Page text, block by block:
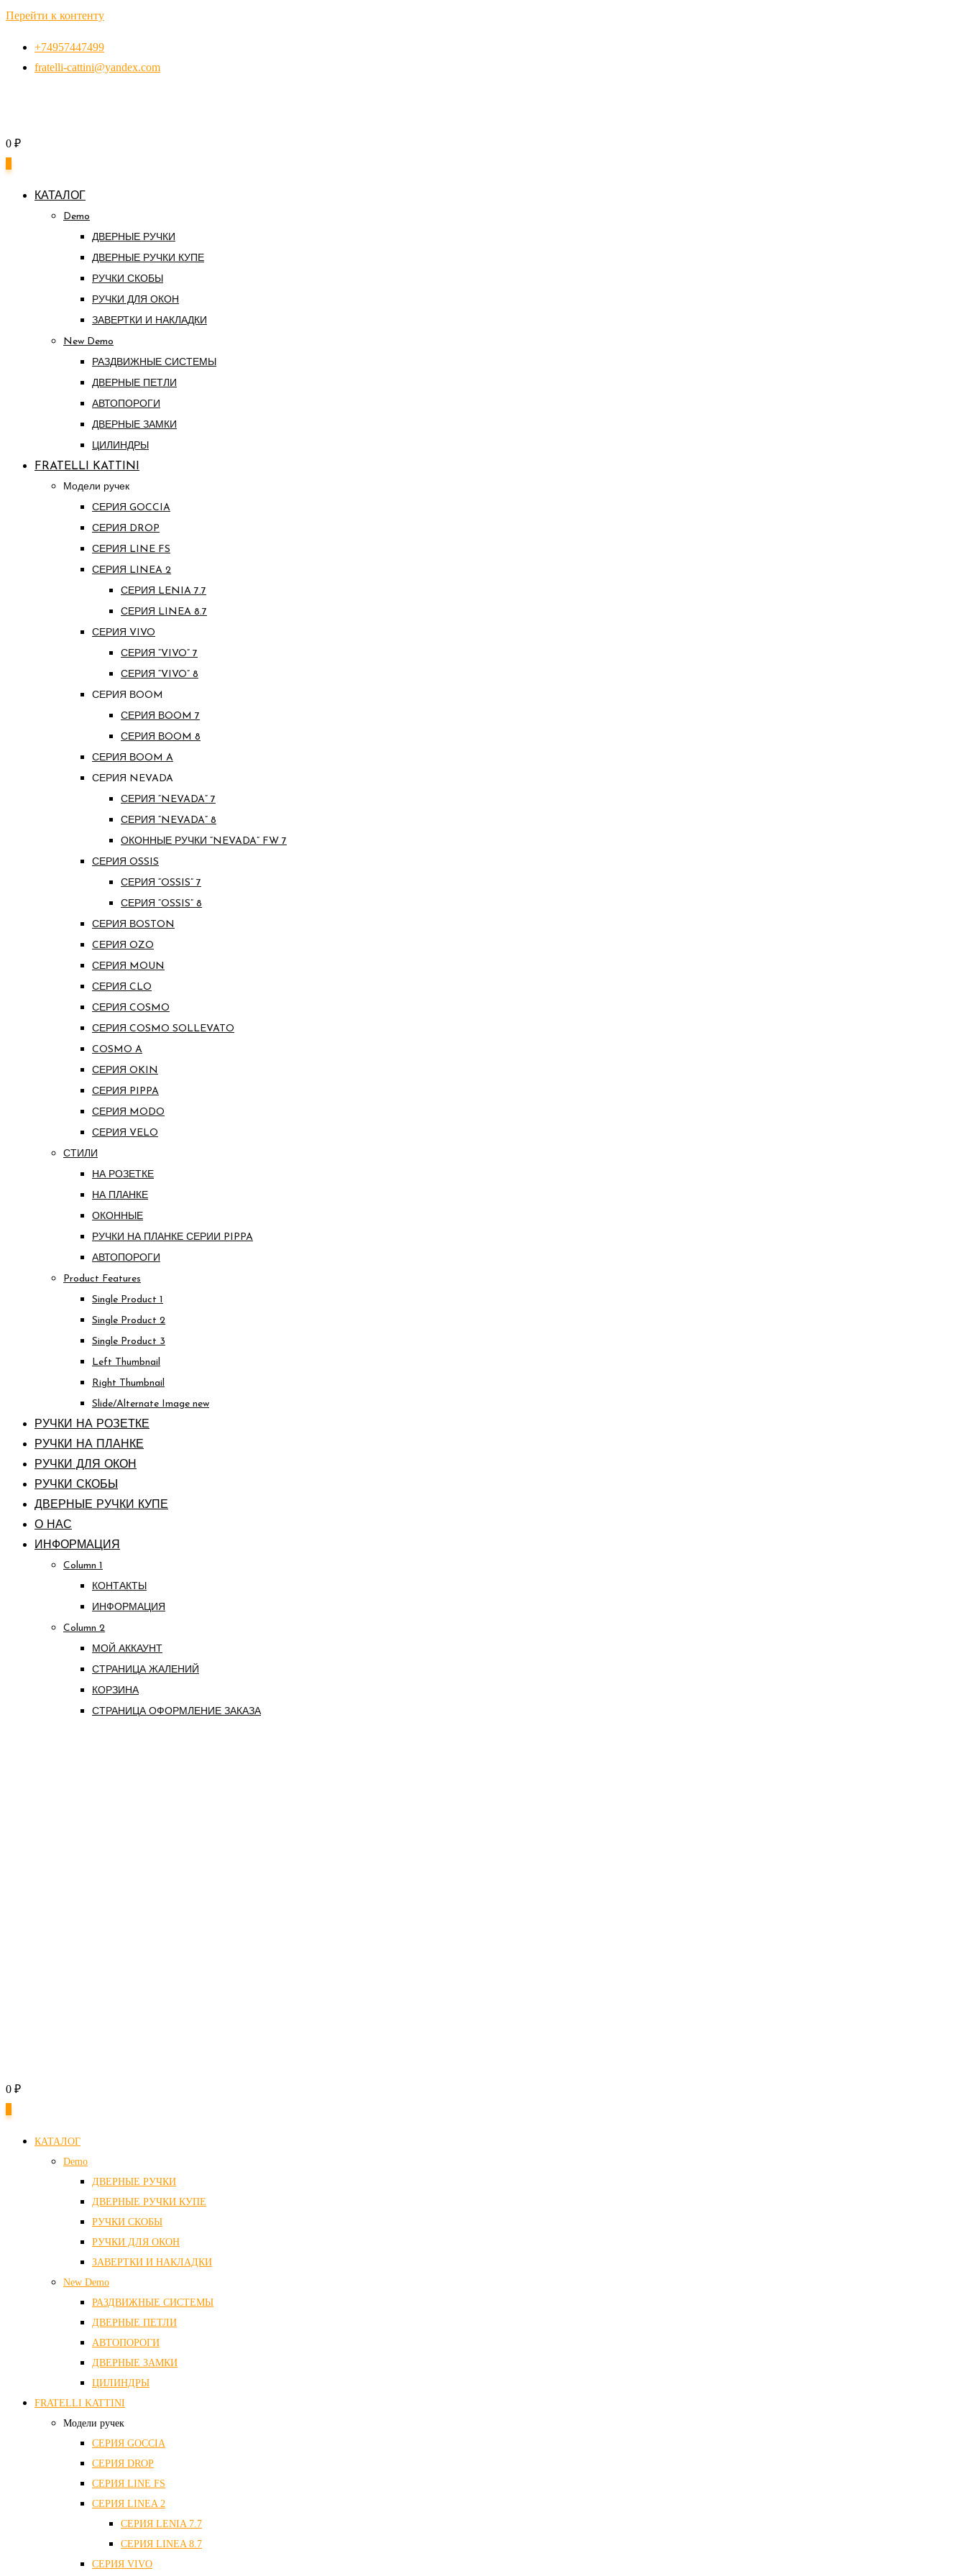
Перейти к контенту
+74957447499
fratelli-cattini@yandex.com
0 ₽
КАТАЛОГ
Demo
ДВЕРНЫЕ РУЧКИ
ДВЕРНЫЕ РУЧКИ КУПЕ
РУЧКИ СКОБЫ
РУЧКИ ДЛЯ ОКОН
ЗАВЕРТКИ И НАКЛАДКИ
New Demo
РАЗДВИЖНЫЕ СИСТЕМЫ
ДВЕРНЫЕ ПЕТЛИ
АВТОПОРОГИ
ДВЕРНЫЕ ЗАМКИ
ЦИЛИНДРЫ
FRATELLI KATTINI
Модели ручек
СЕРИЯ GOCCIA
СЕРИЯ DROP
СЕРИЯ LINE FS
СЕРИЯ LINEA 2
СЕРИЯ LENIA 7.7
СЕРИЯ LINEA 8.7
СЕРИЯ VIVO
СЕРИЯ “VIVO” 7
СЕРИЯ “VIVO” 8
СЕРИЯ ВOOM
СЕРИЯ ВOOM 7
СЕРИЯ ВOOM 8
СЕРИЯ ВOOM A
СЕРИЯ NEVADA
СЕРИЯ “NEVADA” 7
СЕРИЯ “NEVADA” 8
ОКОННЫЕ РУЧКИ “NEVADA” FW 7
СЕРИЯ OSSIS
СЕРИЯ “OSSIS” 7
СЕРИЯ “OSSIS” 8
СЕРИЯ ВOSTON
CЕРИЯ OZO
СЕРИЯ MOUN
СЕРИЯ CLO
СЕРИЯ COSMO
СЕРИЯ COSMO SOLLEVATO
COSMO A
СЕРИЯ OKIN
СЕРИЯ PIPPA
СЕРИЯ MODO
СЕРИЯ VELO
СТИЛИ
НА РОЗЕТКЕ
НА ПЛАНКЕ
ОКОННЫЕ
РУЧКИ НА ПЛАНКЕ СЕРИИ PIPPA
АВТОПОРОГИ
Product Features
Single Product 1
Single Product 2
Single Product 3
Left Thumbnail
Right Thumbnail
Slide/Alternate Image new
РУЧКИ НА РОЗЕТКЕ
РУЧКИ НА ПЛАНКЕ
РУЧКИ ДЛЯ ОКОН
РУЧКИ СКОБЫ
ДВЕРНЫЕ РУЧКИ КУПЕ
О НАС
ИНФОРМАЦИЯ
Column 1
КОНТАКТЫ
ИНФОРМАЦИЯ
Column 2
МОЙ АККАУНТ
СТРАНИЦА ЖАЛЕНИЙ
КОРЗИНА
СТРАНИЦА ОФОРМЛЕНИЕ ЗАКАЗА
0 ₽
КАТАЛОГ
Demo
ДВЕРНЫЕ РУЧКИ
ДВЕРНЫЕ РУЧКИ КУПЕ
РУЧКИ СКОБЫ
РУЧКИ ДЛЯ ОКОН
ЗАВЕРТКИ И НАКЛАДКИ
New Demo
РАЗДВИЖНЫЕ СИСТЕМЫ
ДВЕРНЫЕ ПЕТЛИ
АВТОПОРОГИ
ДВЕРНЫЕ ЗАМКИ
ЦИЛИНДРЫ
FRATELLI KATTINI
Модели ручек
СЕРИЯ GOCCIA
СЕРИЯ DROP
СЕРИЯ LINE FS
СЕРИЯ LINEA 2
СЕРИЯ LENIA 7.7
СЕРИЯ LINEA 8.7
СЕРИЯ VIVO